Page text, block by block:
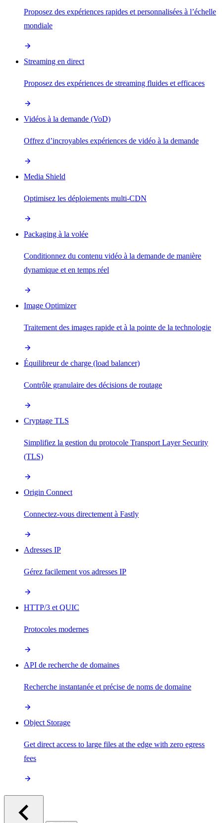
Proposez des expériences rapides et personnalisées à l’échelle
mondiale
Streaming en direct
Proposez des expériences de streaming fluides et efficaces
Vidéos à la demande (VoD)
Offrez d’incroyables expériences de vidéo à la demande
Media Shield
Optimisez les déploiements multi-CDN
Packaging à la volée
Conditionnez du contenu vidéo à la demande de manière
dynamique et en temps réel
Image Optimizer
Traitement des images rapide et à la pointe de la technologie
Équilibreur de charge (load balancer)
Contrôle granulaire des décisions de routage
Cryptage TLS
Simplifiez la gestion du protocole Transport Layer Security
(TLS)
Origin Connect
Connectez-vous directement à Fastly
Adresses IP
Gérez facilement vos adresses IP
HTTP/3 et QUIC
Protocoles modernes
API de recherche de domaines
Recherche instantanée et précise de noms de domaine
Object Storage
Get direct access to large files at the edge with zero egress
fees